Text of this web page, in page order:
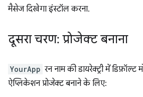
मैसेज दिखेगा इंस्टॉल करना.
दूसरा चरण: प्रोजेक्ट बनाना
YourApp रन नाम की डायरेक्ट्री में
ऐप्लिकेशन प्रोजेक्ट बनाने के लिए: